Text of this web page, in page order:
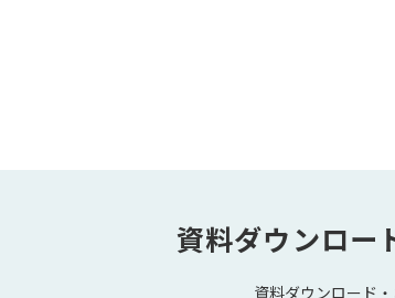
資料ダウンロー
資料ダウンロード・